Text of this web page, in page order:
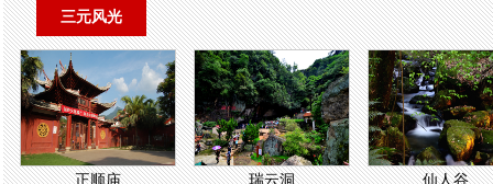
三元风光
正顺庙 瑞云洞 仙人谷